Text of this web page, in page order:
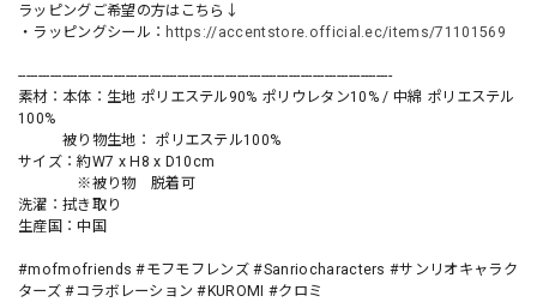
ラッピングご希望の方はこちら↓
・ラッピングシール： https://accentstore.official.ec/items/71101569
----------------------------------------------------------------------------------------------
素材：本体：生地 ポリエステル90% ポリウレタン10% / 中綿 ポリエステル
100%
被り物生地： ポリエステル100%
サイズ：約W7 x H8 x D10cm
※被り物 脱着可
洗濯：拭き取り
生産国：中国
#mofmofriends #モフモフレンズ #Sanriocharacters #サンリオキャラク
ターズ #コラボレーション #KUROMI #クロミ